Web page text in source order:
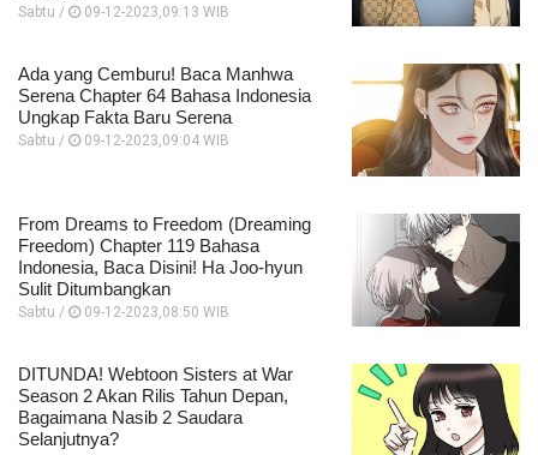
Sabtu / 09-12-2023,09:13 WIB
Ada yang Cemburu! Baca Manhwa
Serena Chapter 64 Bahasa Indonesia
Ungkap Fakta Baru Serena
Sabtu / 09-12-2023,09:04 WIB
From Dreams to Freedom (Dreaming
Freedom) Chapter 119 Bahasa
Indonesia, Baca Disini! Ha Joo-hyun
Sulit Ditumbangkan
Sabtu / 09-12-2023,08:50 WIB
DITUNDA! Webtoon Sisters at War
Season 2 Akan Rilis Tahun Depan,
Bagaimana Nasib 2 Saudara
Selanjutnya?